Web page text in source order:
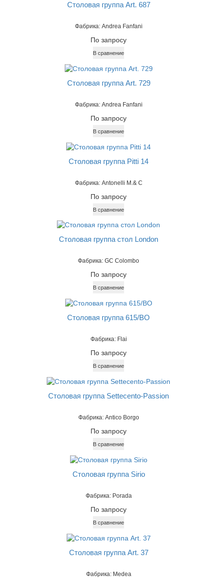
Столовая группа Art. 687
Фабрика: Andrea Fanfani
По запросу
В сравнение
Столовая группа Art. 729
Фабрика: Andrea Fanfani
По запросу
В сравнение
Столовая группа Pitti 14
Фабрика: Antonelli M.& C
По запросу
В сравнение
Столовая группа стол London
Фабрика: GC Colombo
По запросу
В сравнение
Столовая группа 615/BO
Фабрика: Flai
По запросу
В сравнение
Столовая группа Settecento-Passion
Фабрика: Antico Borgo
По запросу
В сравнение
Столовая группа Sirio
Фабрика: Porada
По запросу
В сравнение
Столовая группа Art. 37
Фабрика: Medea